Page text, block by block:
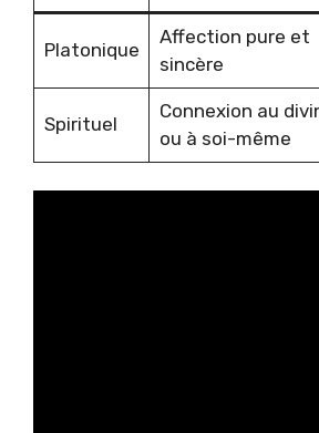
Platonique
Affection pure et
sincère
Spirituel
Connexion au
ou à soi-même